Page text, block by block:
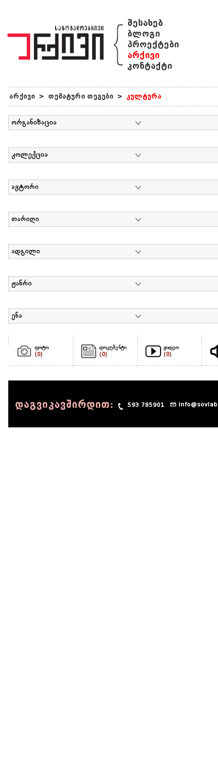
{ შესახებ
ბლოგი
პროექტები
არქივი
კონტაქტი
არქივი > თემატური თეგები > კულტურა
ორგანიზაცია
კოლექცია
ავტორი
თარიღი
ადგილი
ჟანრი
ენა
ფოტო
(0)
დოკუმენტი
(0)
ვიდეო
(0)
დაგვიკავშირდით: 593 785901